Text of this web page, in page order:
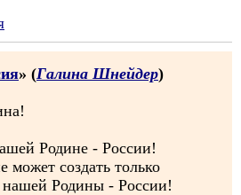
» (Галина Шнейдер)
Родине - России!
может создать только
Родины - России!